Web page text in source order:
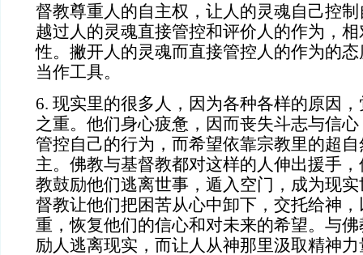
督教尊重人的自主权，让人的灵魂自己控
越过人的灵魂直接管控和评价人的作为，
性。撇开人的灵魂而直接管控人的作为的
当作工具。
6. 现实里的很多人，因为各种各样的原因
之重。他们身心疲惫，因而丧失斗志与信
管控自己的行为，而希望依靠宗教里的超
主。佛教与基督教都对这样的人伸出援手
教鼓励他们逃离世事，遁入空门，成为现
督教让他们把困苦从心中卸下，交托给神
重，恢复他们的信心和对未来的希望。与
励人逃离现实，而让人从神那里汲取精神